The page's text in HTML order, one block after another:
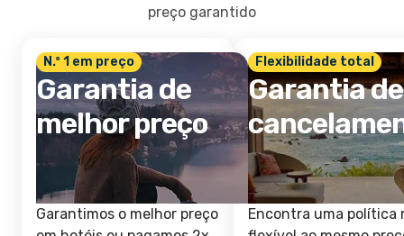
preço garantido
N.º 1 em preço
Garantia de
melhor preço
Garantimos o melhor preço
Flexibilidade total
Garantia de
Encontra uma política